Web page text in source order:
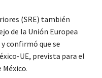
(SRE) también
de la Unión Europea
confirmó que se
UE, prevista para el
México.